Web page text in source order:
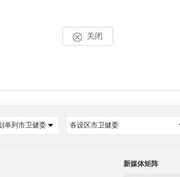
关闭
单列市卫健委 各设区市卫健委
新媒体矩阵